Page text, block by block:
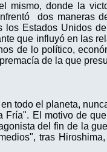
mismo, donde la
dos maneras
Estados Unidos
que influyó en las
de lo político,
de la que
todo el planeta,
El motivo de
del fin de la
tras